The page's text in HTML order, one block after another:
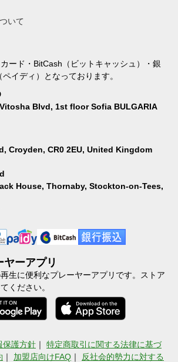
いて
ード・BitCash（ビットキャッシュ）・銀
イディ）となっております。
Blvd, 1st floor Sofia BULGARIA
Croyden, CR0 2EU, United Kingdom
House, Thornaby, Stockton-on-Tees,
ーアプリ
生に便利なプレーヤーアプリです。ストア
ください。
保護方針 ｜ 特定商取引に関する法律に基づ
｜ 加盟店向けFAQ ｜ 反社会的勢力に対する